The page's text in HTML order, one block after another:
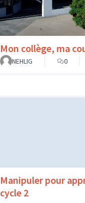
Mon collège, ma
NEHLIG
0
Manipuler pour
cycle 2